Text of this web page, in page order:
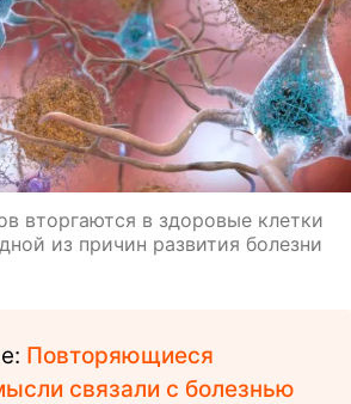
вторгаются в здоровые клетки
из причин развития болезни
Повторяющиеся
связали с болезнью